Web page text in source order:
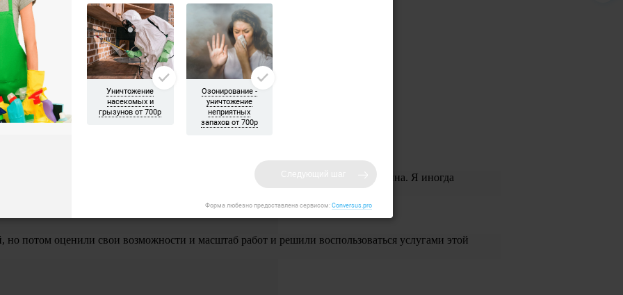
приехала бригада из трёх девушек. Если не ошибаюсь Елена, Ольга и Галина. Я иногда
другу не мешают, всем довольна! Спасибо)
потом оценили свои возможности и масштаб работ и решили воспользоваться услугами этой